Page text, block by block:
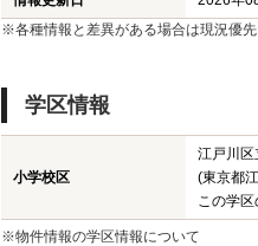
※各種情報と差異がある場合は現況優
学区情報
小学校区
江戸川区
(東京都
この学
※物件情報の学区情報について